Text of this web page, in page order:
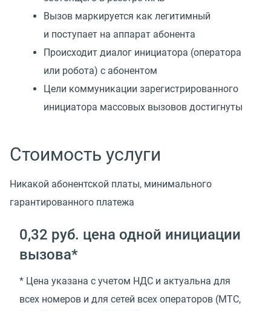
Вызов маркируется как легитимный
и поступает на аппарат абонента
Происходит диалог инициатора (оператора
или робота) с абонентом
Цели коммуникации зарегистрированного
инициатора массовых вызовов достигнуты
Стоимость услуги
Никакой абонентской платы, минимального
гарантированного платежа
0,32 руб. цена одной инициации
вызова*
* Цена указана с учетом НДС и актуальна для
всех номеров и для сетей всех операторов (МТС,